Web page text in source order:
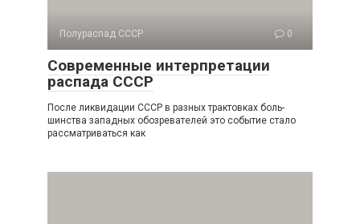
Полураспад СССР 0
Современные интерпретации
распада СССР
После ликвидации СССР в разных трактовках боль­
шинства западных обозревателей это событие стало
рассмат­риваться как